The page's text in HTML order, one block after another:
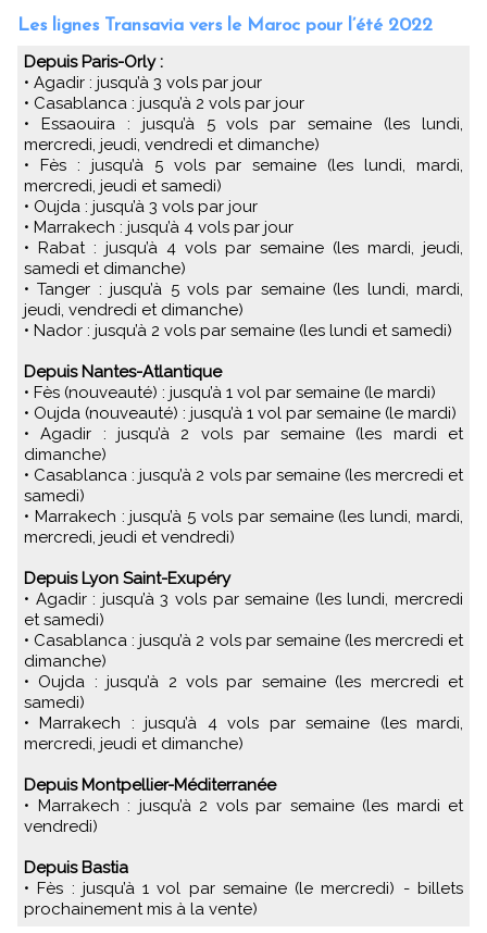
Les lignes Transavia vers le Maroc pour l’été 2022
Depuis Paris-Orly :
• Agadir : jusqu’à 3 vols par jour
• Casablanca : jusqu’à 2 vols par jour
• Essaouira : jusqu’à 5 vols par semaine (les lundi,
mercredi, jeudi, vendredi et dimanche)
• Fès : jusqu’à 5 vols par semaine (les lundi, mardi,
mercredi, jeudi et samedi)
• Oujda : jusqu’à 3 vols par jour
• Marrakech : jusqu’à 4 vols par jour
• Rabat : jusqu’à 4 vols par semaine (les mardi, jeudi,
samedi et dimanche)
• Tanger : jusqu’à 5 vols par semaine (les lundi, mardi,
jeudi, vendredi et dimanche)
• Nador : jusqu’à 2 vols par semaine (les lundi et samedi)
Depuis Nantes-Atlantique
• Fès (nouveauté) : jusqu’à 1 vol par semaine (le mardi)
• Oujda (nouveauté) : jusqu’à 1 vol par semaine (le mardi)
• Agadir : jusqu’à 2 vols par semaine (les mardi et
dimanche)
• Casablanca : jusqu’à 2 vols par semaine (les mercredi et
samedi)
• Marrakech : jusqu’à 5 vols par semaine (les lundi, mardi,
mercredi, jeudi et vendredi)
Depuis Lyon Saint-Exupéry
• Agadir : jusqu’à 3 vols par semaine (les lundi, mercredi
et samedi)
• Casablanca : jusqu’à 2 vols par semaine (les mercredi et
dimanche)
• Oujda : jusqu’à 2 vols par semaine (les mercredi et
samedi)
• Marrakech : jusqu’à 4 vols par semaine (les mardi,
mercredi, jeudi et dimanche)
Depuis Montpellier-Méditerranée
• Marrakech : jusqu’à 2 vols par semaine (les mardi et
vendredi)
Depuis Bastia
• Fès : jusqu’à 1 vol par semaine (le mercredi) - billets
prochainement mis à la vente)